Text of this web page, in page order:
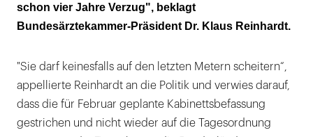
schon vier Jahre Verzug", beklagt
Bundesärztekammer-Präsident Dr. Klaus Reinhardt.
"Sie darf keinesfalls auf den letzten Metern scheitern“,
appellierte Reinhardt an die Politik und verwies darauf,
dass die für Februar geplante Kabinettsbefassung
gestrichen und nicht wieder auf die Tagesordnung